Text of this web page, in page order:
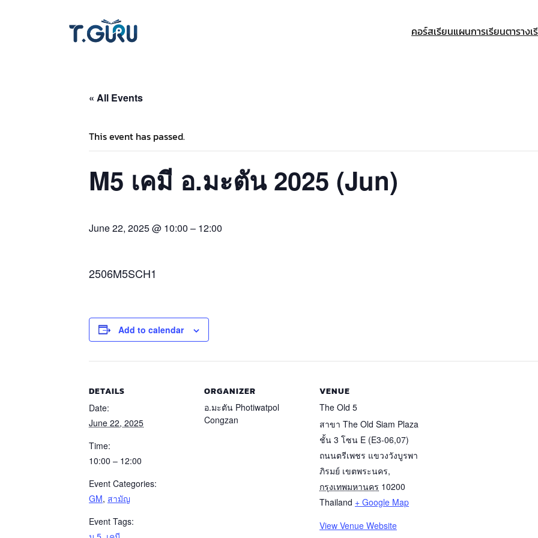
คอร์สเรียนแผนการเรียนตารางเ
« All Events
This event has passed.
M5 เคมี อ.มะตัน 2025 (Jun)
June 22, 2025 @ 10:00 – 12:00
2506M5SCH1
Add to calendar
DETAILS
Date:
June 22, 2025
Time:
10:00 – 12:00
Event Categories:
GM, สามัญ
Event Tags:
ORGANIZER
อ.มะตัน Photiwatpol
Congzan
VENUE
The Old 5
สาขา The Old Siam Plaza
ชั้น 3 โซน E (E3-06,07)
ถนนตรีเพชร แขวงวังบูรพา
ภิรมย์ เขตพระนคร,
กรุงเทพมหานคร 10200
Thailand + Google Map
View Venue Website